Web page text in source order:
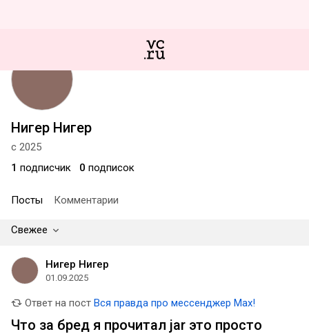
Нигер Нигер
с 2025
1 подписчик 0 подписок
Посты Комментарии
Свежее
Нигер Нигер
01.09.2025
Ответ на пост Вся правда про мессенджер Max!
Что за бред я прочитал jar это просто